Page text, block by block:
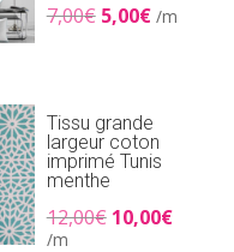
7,00€ Le
5,00€Le
/m
Tissu grande
largeur coton
imprimé Tunis
menthe
12,00€ Le
10,00€Le
/m